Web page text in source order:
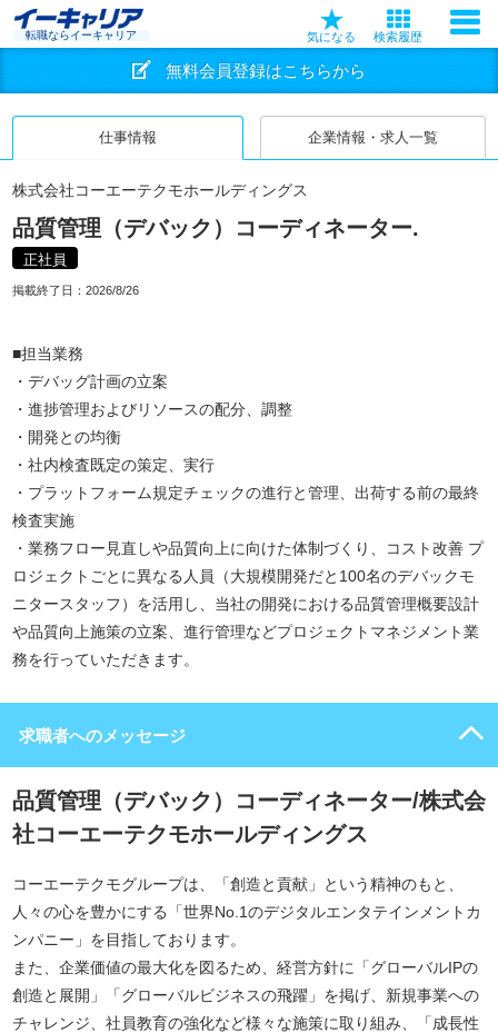
転職ならイーキャリア 気になる 検索履歴
無料会員登録はこちらから
仕事情報 企業情報・求人一覧
株式会社コーエーテクモホールディングス
品質管理（デバック）コーディネーター.
正社員
掲載終了日： 2026/8/26
■担当業務
・デバッグ計画の立案
・進捗管理およびリソースの配分、調整
・開発との均衡
・社内検査既定の策定、実行
・プラットフォーム規定チェックの進行と管理、出荷する前の最終
検査実施
・業務フロー見直しや品質向上に向けた体制づくり、コスト改善 プ
ロジェクトごとに異なる人員（大規模開発だと100名のデバックモ
ニタースタッフ）を活用し、当社の開発における品質管理概要設計
や品質向上施策の立案、進行管理などプロジェクトマネジメント業
務を行っていただきます。
求職者へのメッセージ
品質管理（デバック）コーディネーター/株式会
社コーエーテクモホールディングス
コーエーテクモグループは、「創造と貢献」という精神のもと、
人々の心を豊かにする「世界No.1のデジタルエンタテインメントカ
ンパニー」を目指しております。
また、企業価値の最大化を図るため、経営方針に「グローバルIPの
創造と展開」「グローバルビジネスの飛躍」を掲げ、新規事業への
チャレンジ、社員教育の強化など様々な施策に取り組み、「成長性